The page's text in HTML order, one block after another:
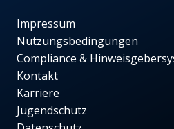
Impressum
Nutzungsbedingungen
Compliance &
Kontakt
Karriere
Jugendschutz